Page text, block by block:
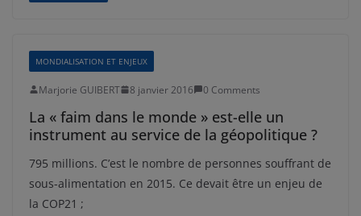
MONDIALISATION ET ENJEUX
Marjorie GUIBERT 8 janvier 2016 0 Comments
La « faim dans le monde » est-elle un
instrument au service de la géopolitique ?
795 millions. C’est le nombre de personnes souffrant de
sous-alimentation en 2015. Ce devait être un enjeu de
la COP21 ;